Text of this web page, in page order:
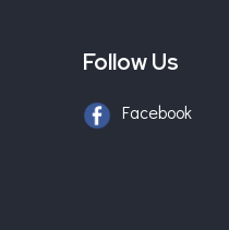
Follow Us
Facebook